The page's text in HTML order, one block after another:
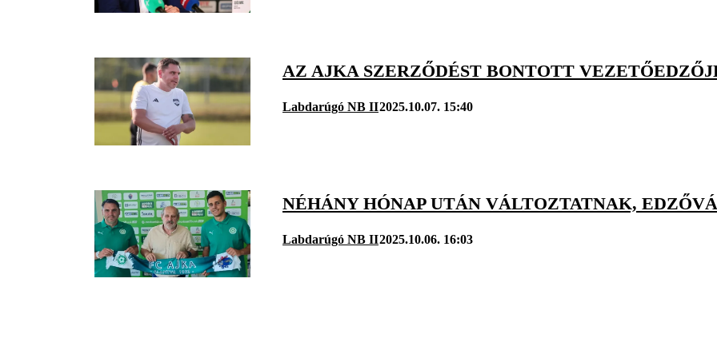
AZ AJKA SZERZŐDÉST BONTOTT
Labdarúgó NB II2025.10.07. 15:40
NÉHÁNY HÓNAP UTÁN VÁLTOZTATNAK,
Labdarúgó NB II2025.10.06. 16:03